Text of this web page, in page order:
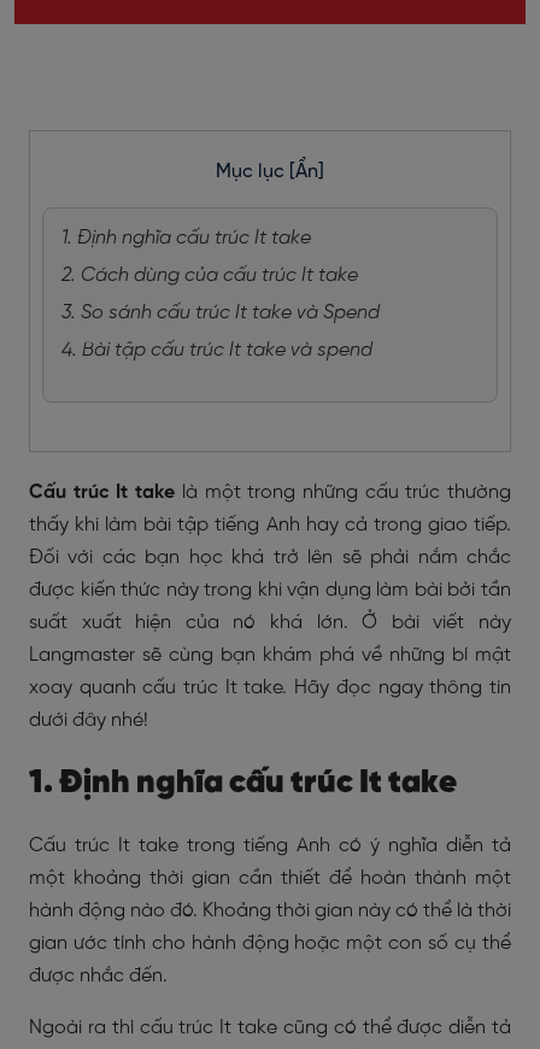
Mục lục [Ẩn]
1. Định nghĩa cấu trúc It take
2. Cách dùng của cấu trúc It take
3. So sánh cấu trúc It take và Spend
4. Bài tập cấu trúc It take và spend
Cấu trúc It take là một trong những cấu trúc thường
thấy khi làm bài tập tiếng Anh hay cả trong giao tiếp.
Đối với các bạn học khá trở lên sẽ phải nắm chắc
được kiến thức này trong khi vận dụng làm bài bởi tần
suất xuất hiện của nó khá lớn. Ở bài viết này
Langmaster sẽ cùng bạn khám phá về những bí mật
xoay quanh cấu trúc It take. Hãy đọc ngay thông tin
dưới đây nhé!
1. Định nghĩa cấu trúc It take
Cấu trúc It take trong tiếng Anh có ý nghĩa diễn tả
một khoảng thời gian cần thiết để hoàn thành một
hành động nào đó. Khoảng thời gian này có thể là thời
gian ước tính cho hành động hoặc một con số cụ thể
được nhắc đến.
Ngoài ra thì cấu trúc It take cũng có thể được diễn tả